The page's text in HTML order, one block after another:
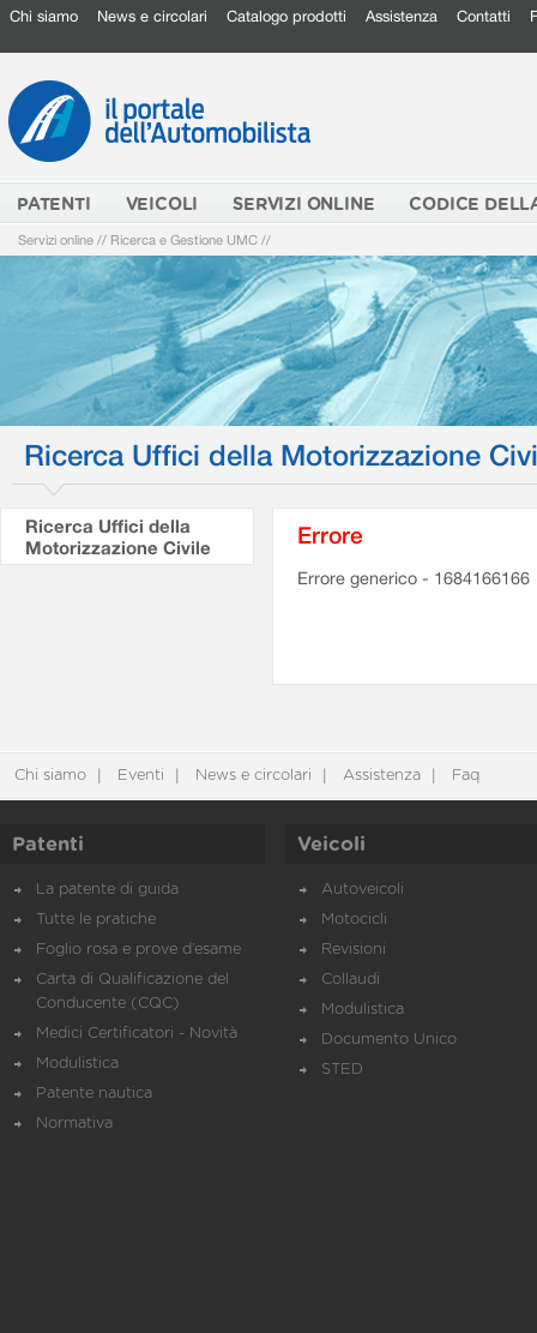
Chi siamo News e circolari Catalogo prodotti Assistenza Contatti
PATENTI VEICOLI SERVIZI ONLINE CODICE
Servizi online // Ricerca e Gestione UMC //
Ricerca Uffici della Motorizzazione
Ricerca Uffici della
Motorizzazione Civile
Errore
Errore generico - 1684166166
Chi siamo Eventi News e circolari Assistenza Faq
Patenti
La patente di guida
Tutte le pratiche
Foglio rosa e prove d’esame
Carta di Qualificazione del
Conducente (CQC)
Medici Certificatori - Novità
Modulistica
Patente nautica
Normativa
Veicoli
Autoveicoli
Motocicli
Revisioni
Collaudi
Modulistica
Documento Unico
STED